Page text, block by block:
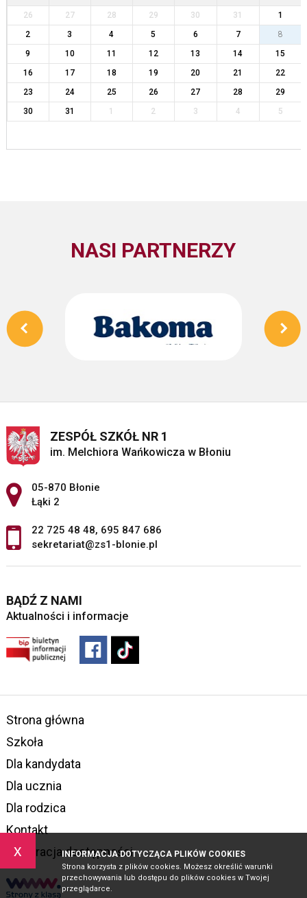
x INFORMACJA DOTYCZĄCA PLIKÓW COOKIES
Strona korzysta z plików cookies. Możesz określić warunki
przechowywania lub dostępu do plików cookies w Twojej
przeglądarce.
26 27 28 29 30 31
1
2
3 4 5 6 7
8
9
10 11 12 13 14
15
16
17 18 19 20 21
22
23
24 25 26 27 28
29
30
31 1 2 3 4 5
NASI PARTNERZY
ZESPÓŁ SZKÓŁ NR 1
im. Melchiora Wańkowicza w Błoniu
Adres pocztowy:
05-870 Błonie
Łąki 2
22 725 48 48, 695 847 686
sekretariat@zs1-blonie.pl
BĄDŹ Z NAMI
Aktualności i informacje
Strona główna
Szkoła
Dla kandydata
Dla ucznia
Dla rodzica
Kontakt
Deklaracja dostępności